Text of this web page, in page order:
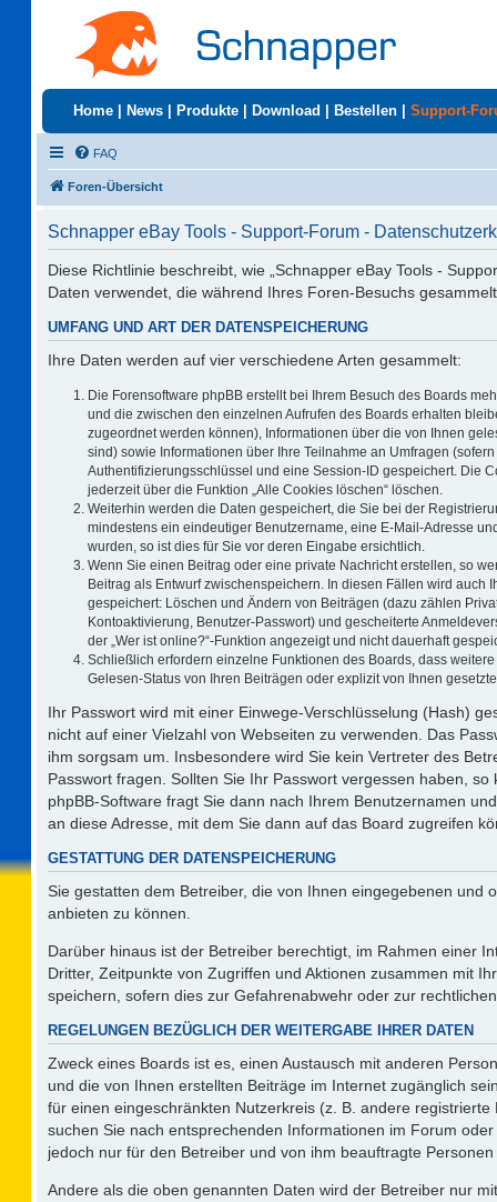
Home News Produkte Download Bestellen Support-
FAQ
Foren-Übersicht
Schnapper eBay Tools - Support-Forum -
Diese Richtlinie beschreibt, wie „Schnapper eBay Tools -
Daten verwendet, die während Ihres Foren-Besuchs
UMFANG UND ART DER DATENSPEICHERUNG
Ihre Daten werden auf vier verschiedene Arten gesammelt:
Die Forensoftware phpBB erstellt bei Ihrem Besuch des Boards
und die zwischen den einzelnen Aufrufen des Boards erhalten
zugeordnet werden können), Informationen über die von Ihnen
sind) sowie Informationen über Ihre Teilnahme an Umfragen
Authentifizierungsschlüssel und eine Session-ID gespeichert. Die
jederzeit über die Funktion „Alle Cookies löschen“ löschen.
Weiterhin werden die Daten gespeichert, die Sie bei der
mindestens ein eindeutiger Benutzername, eine E-Mail-Adresse
wurden, so ist dies für Sie vor deren Eingabe ersichtlich.
Wenn Sie einen Beitrag oder eine private Nachricht erstellen, so
Beitrag als Entwurf zwischenspeichern. In diesen Fällen wird
gespeichert: Löschen und Ändern von Beiträgen (dazu zählen
Kontoaktivierung, Benutzer-Passwort) und gescheiterte
der „Wer ist online?“-Funktion angezeigt und nicht dauerhaft
Schließlich erfordern einzelne Funktionen des Boards, dass
Gelesen-Status von Ihren Beiträgen oder explizit von Ihnen
Ihr Passwort wird mit einer Einwege-Verschlüsselung (Hash)
nicht auf einer Vielzahl von Webseiten zu verwenden. Das
ihm sorgsam um. Insbesondere wird Sie kein Vertreter des
Passwort fragen. Sollten Sie Ihr Passwort vergessen haben,
phpBB-Software fragt Sie dann nach Ihrem Benutzernamen
an diese Adresse, mit dem Sie dann auf das Board zugreifen
GESTATTUNG DER DATENSPEICHERUNG
Sie gestatten dem Betreiber, die von Ihnen eingegebenen
anbieten zu können.
Darüber hinaus ist der Betreiber berechtigt, im Rahmen einer
Dritter, Zeitpunkte von Zugriffen und Aktionen zusammen mit
speichern, sofern dies zur Gefahrenabwehr oder zur
REGELUNGEN BEZÜGLICH DER WEITERGABE IHRER DATEN
Zweck eines Boards ist es, einen Austausch mit anderen
und die von Ihnen erstellten Beiträge im Internet zugänglich
für einen eingeschränkten Nutzerkreis (z. B. andere
suchen Sie nach entsprechenden Informationen im Forum
jedoch nur für den Betreiber und von ihm beauftragte
Andere als die oben genannten Daten wird der Betreiber nur